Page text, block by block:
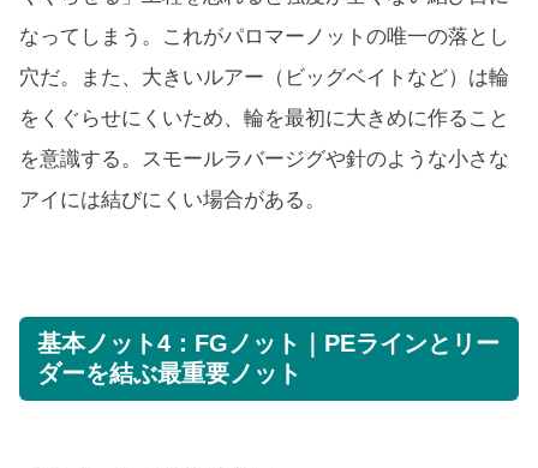
なってしまう。これがパロマーノットの唯一の落とし
穴だ。また、大きいルアー（ビッグベイトなど）は輪
をくぐらせにくいため、輪を最初に大きめに作ること
を意識する。スモールラバージグや針のような小さな
アイには結びにくい場合がある。
基本ノット4：FGノット｜PEラインとリー
ダーを結ぶ最重要ノット